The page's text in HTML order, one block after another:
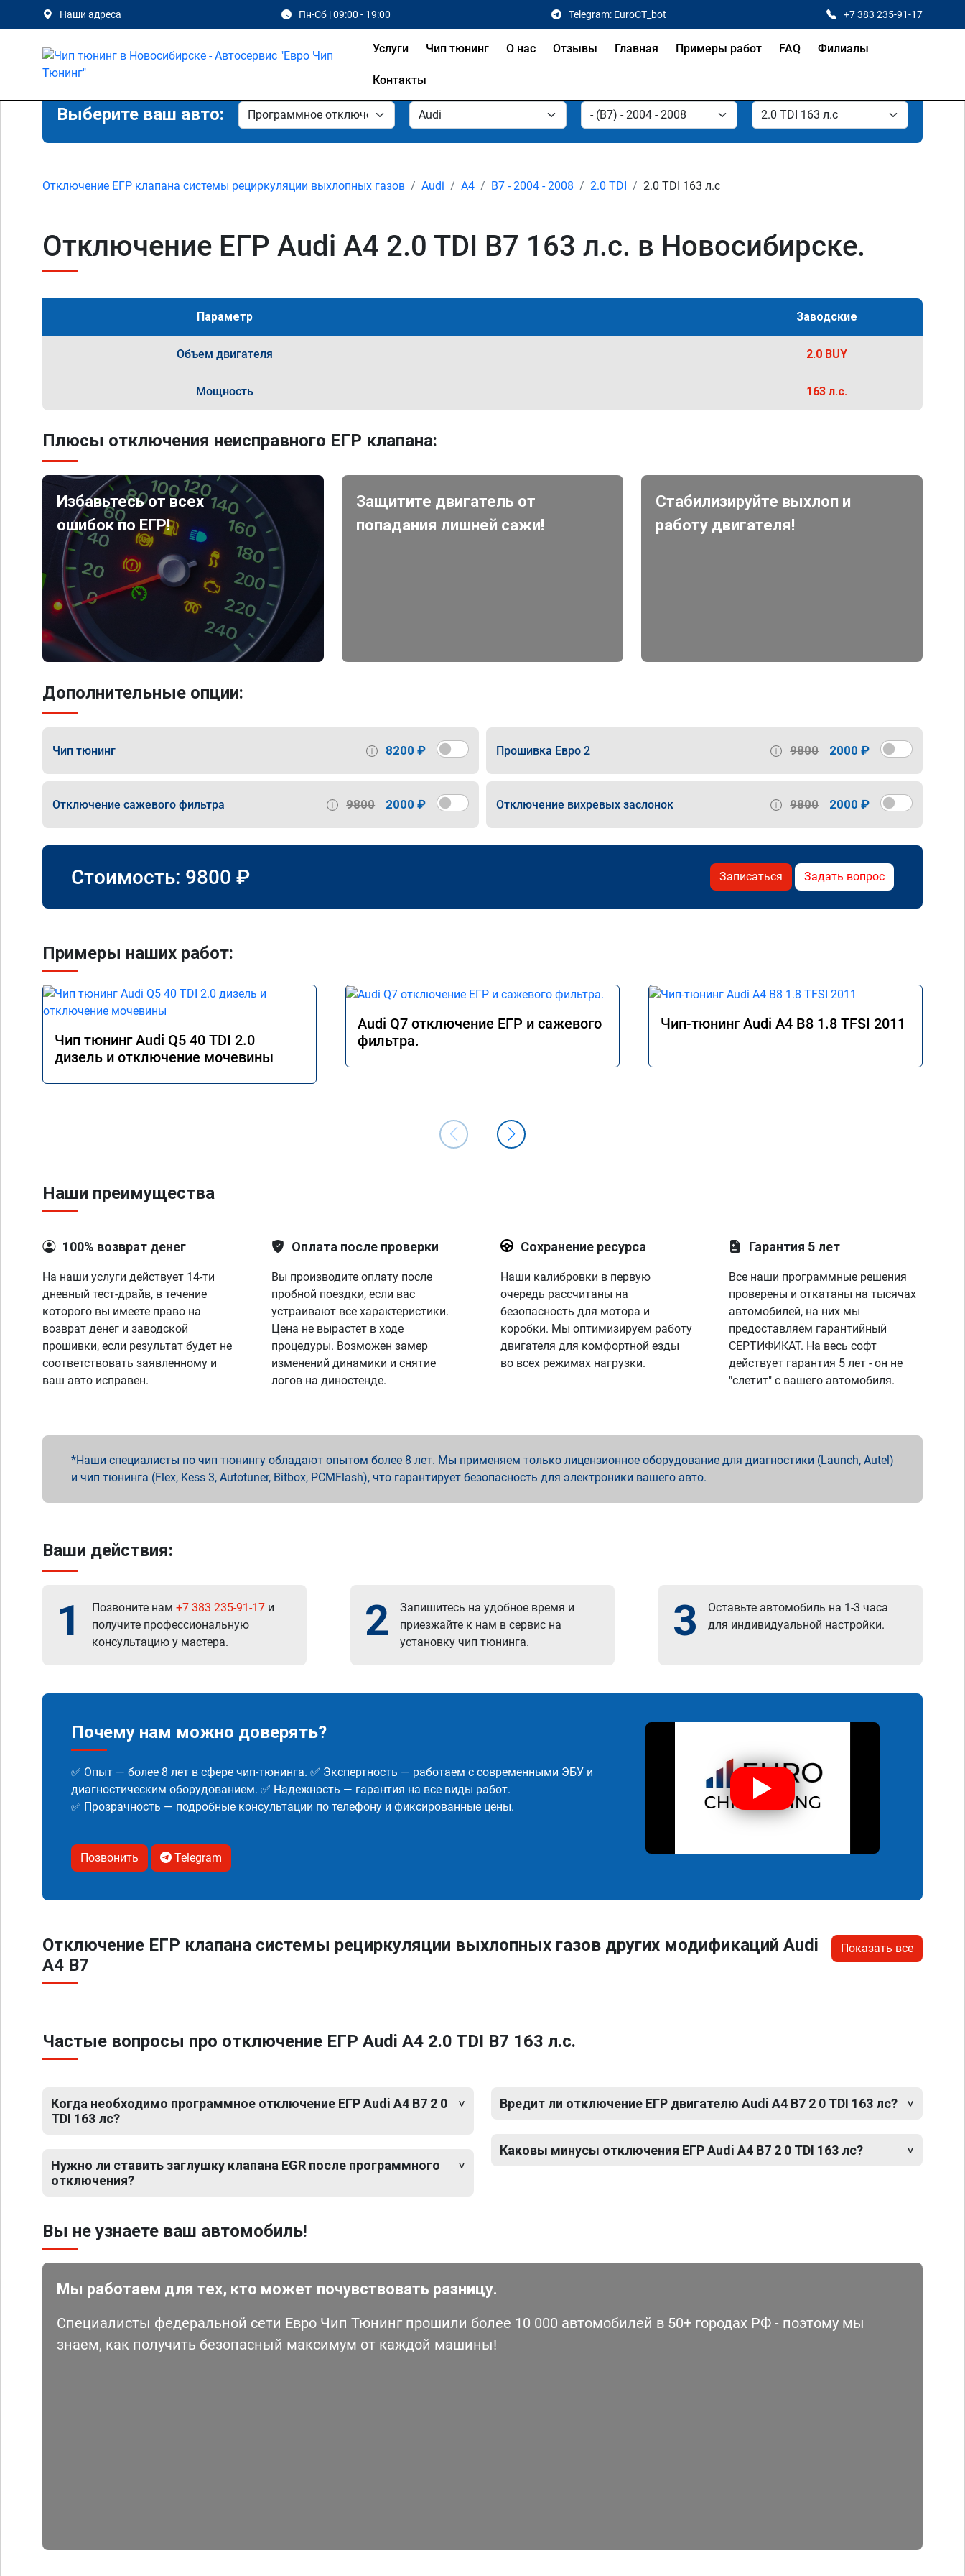
Наши адреса Пн-Сб | 09:00 - 19:00 Telegram: EuroCT_bot +7 383 235-91-17
Услуги Чип тюнинг О нас Отзывы Главная Примеры работ FAQ Филиалы
Контакты
Выберите ваш авто:
Отключение ЕГР клапана системы рециркуляции выхлопных газов Audi A4 B7 - 2004 - 2008 2.0 TDI 2.0 TDI 163 л.с
Отключение ЕГР Audi A4 2.0 TDI B7 163 л.с. в Новосибирске.
Параметр Заводские
Объем двигателя 2.0 BUY
Мощность 163 л.с.
Плюсы отключения неисправного ЕГР клапана:
Избавьтесь от всех
ошибок по ЕГР!
Защитите двигатель от
попадания лишней сажи!
Стабилизируйте выхлоп и
работу двигателя!
Дополнительные опции:
Чип тюнинг 8200 ₽ Прошивка Евро 2 9800 2000 ₽
Отключение сажевого фильтра 9800 2000 ₽ Отключение вихревых заслонок 9800 2000 ₽
Стоимость: 9800 ₽ Записаться Задать вопрос
Примеры наших работ:
Чип тюнинг Audi Q5 40 TDI 2.0
дизель и отключение мочевины
Audi Q7 отключение ЕГР и сажевого
фильтра.
Чип-тюнинг Audi A4 B8 1.8 TFSI 2011
Наши преимущества
100% возврат денег
На наши услуги действует 14-ти
дневный тест-драйв, в течение
которого вы имеете право на
возврат денег и заводской
прошивки, если результат будет не
соответствовать заявленному и
ваш авто исправен.
Оплата после проверки
Вы производите оплату после
пробной поездки, если вас
устраивают все характеристики.
Цена не вырастет в ходе
процедуры. Возможен замер
изменений динамики и снятие
логов на диностенде.
Сохранение ресурса
Наши калибровки в первую
очередь рассчитаны на
безопасность для мотора и
коробки. Мы оптимизируем работу
двигателя для комфортной езды
во всех режимах нагрузки.
Гарантия 5 лет
Все наши программные решения
проверены и откатаны на тысячах
автомобилей, на них мы
предоставляем гарантийный
СЕРТИФИКАТ. На весь софт
действует гарантия 5 лет - он не
"слетит" с вашего автомобиля.
Наши специалисты по чип тюнингу обладают опытом более 8 лет. Мы применяем только лицензионное оборудование для диагностики (Launch, Autel)
и чип тюнинга (Flex, Kess 3, Autotuner, Bitbox, PCMFlash), что гарантирует безопасность для электроники вашего авто.
Ваши действия:
1 Позвоните нам +7 383 235-91-17 и
получите профессиональную
консультацию у мастера.
2
Запишитесь на удобное время и
приезжайте к нам в сервис на
установку чип тюнинга.
3
Оставьте автомобиль на 1-3 часа
для индивидуальной настройки.
Почему нам можно доверять?
✅ Опыт — более 8 лет в сфере чип-тюнинга. ✅ Экспертность — работаем с современными ЭБУ и
диагностическим оборудованием. ✅ Надежность — гарантия на все виды работ.
✅ Прозрачность — подробные консультации по телефону и фиксированные цены.
Позвонить Telegram
Отключение ЕГР клапана системы рециркуляции выхлопных газов других модификаций Audi
A4 B7
Показать все
Частые вопросы про отключение ЕГР Audi A4 2.0 TDI B7 163 л.с.
Когда необходимо программное отключение ЕГР Audi A4 B7 2 0
TDI 163 лс?
Нужно ли ставить заглушку клапана EGR после программного
отключения?
Вредит ли отключение ЕГР двигателю Audi A4 B7 2 0 TDI 163 лс?
Каковы минусы отключения ЕГР Audi A4 B7 2 0 TDI 163 лс?
Вы не узнаете ваш автомобиль!
Мы работаем для тех, кто может почувствовать разницу.
Специалисты федеральной сети Евро Чип Тюнинг прошили более 10 000 автомобилей в 50+ городах РФ - поэтому мы
знаем, как получить безопасный максимум от каждой машины!